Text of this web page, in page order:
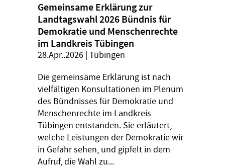
Gemeinsame Erklärung zur
Landtagswahl 2026 Bündnis für
Demokratie und Menschenrechte
im Landkreis Tübingen
28.Apr..2026| Tübingen
Die gemeinsame Erklärung ist nach
vielfältigen Konsultationen im Plenum
des Bündnisses für Demokratie und
Menschenrechte im Landkreis
Tübingen entstanden. Sie erläutert,
welche Leistungen der Demokratie wir
in Gefahr sehen, und gipfelt in dem
Aufruf, die Wahl zu...